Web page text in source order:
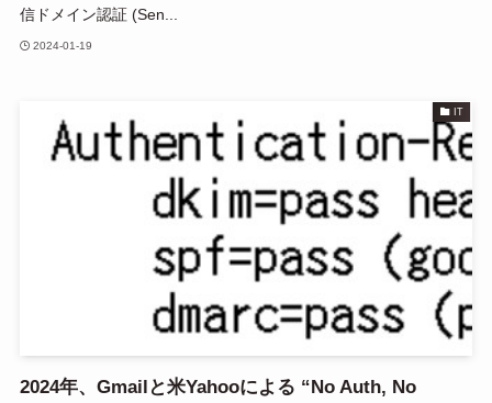
信ドメイン認証 (Sen...
2024-01-19
IT
2024年、Gmailと米Yahooによる “No Auth, No